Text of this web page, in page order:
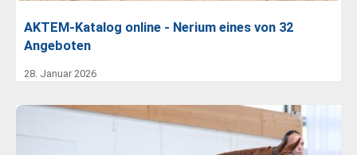
AKTEM-Katalog online - Nerium eines von 32
Angeboten
28. Januar 2026